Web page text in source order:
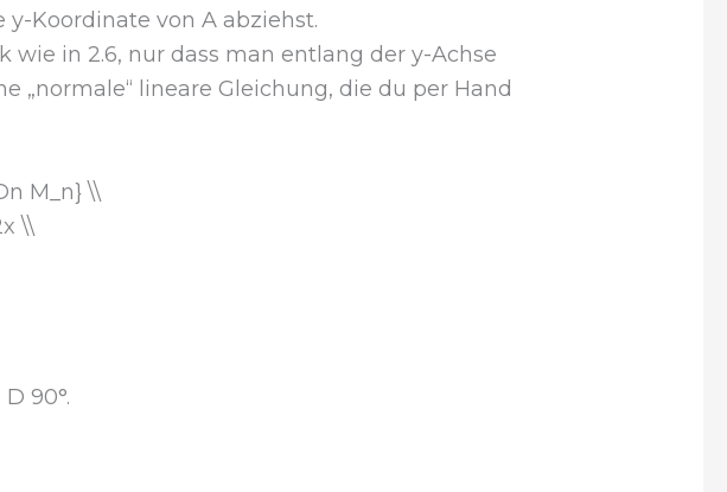
Koordinate von A abziehst.
wie in 2.6, nur dass man entlang der y-Achse
„normale“ lineare Gleichung, die du per Hand
M_n} \\
\\
90°.